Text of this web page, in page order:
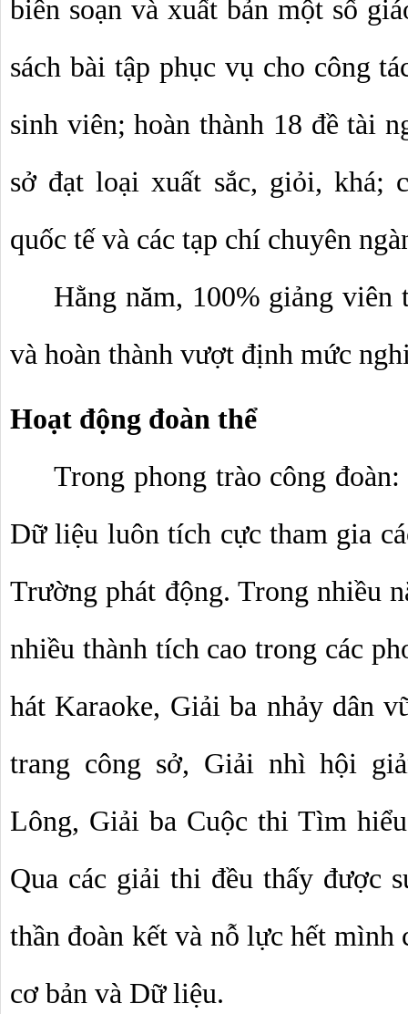
biên soạn và xuất bản một số
sách bài tập phục vụ cho công
sinh viên; hoàn thành 18 đề tài
sở đạt loại xuất sắc, giỏi, khá;
quốc tế và các tạp chí chuyên
Hằng năm, 100% giảng viên
và hoàn thành vượt định mức
Hoạt động đoàn thể
Trong phong trào công
Dữ liệu luôn tích cực tham gia
Trường phát động. Trong nhiều
nhiều thành tích cao trong các
hát Karaoke, Giải ba nhảy dân
trang công sở, Giải nhì hội
Lông, Giải ba Cuộc thi Tìm
Qua các giải thi đều thấy được
thần đoàn kết và nỗ lực hết mình
cơ bản và Dữ liệu.